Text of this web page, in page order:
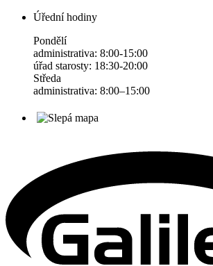
Úřední hodiny
Pondělí
administrativa: 8:00-15:00
úřad starosty: 18:30-20:00
Středa
administrativa: 8:00–15:00